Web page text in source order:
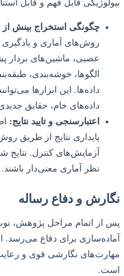
بیولوژیکی قابل فهم و قابل
چگونگی استخراج بینش از
روش‌های آماری و
عصبی، ماشین‌های بردار
الگوها، خوشه‌بندی،
داده‌ها. این ابزارها
داده‌های خام، حقایق
اعتبارسنجی و تایید نتایج:
پایداری نتایج از طریق
آزمایش‌های کنترل. نتایج
نظر آماری معنی‌دار باشند.
نگارش و دفاع رساله
پس از اتمام مراحل پژوهش،
آماده‌سازی برای دفاع می‌رسد.
مهارت‌های نگارشی قوی و
است.